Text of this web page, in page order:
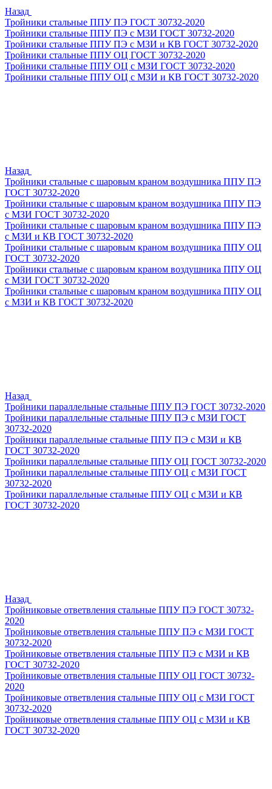
Назад
Тройники стальные ППУ ПЭ ГОСТ 30732-2020
Тройники стальные ППУ ПЭ с МЗИ ГОСТ 30732-2020
Тройники стальные ППУ ПЭ с МЗИ и КВ ГОСТ 30732-2020
Тройники стальные ППУ ОЦ ГОСТ 30732-2020
Тройники стальные ППУ ОЦ с МЗИ ГОСТ 30732-2020
Тройники стальные ППУ ОЦ с МЗИ и КВ ГОСТ 30732-2020
Назад
Тройники стальные с шаровым краном воздушника ППУ ПЭ
ГОСТ 30732-2020
Тройники стальные с шаровым краном воздушника ППУ ПЭ
с МЗИ ГОСТ 30732-2020
Тройники стальные с шаровым краном воздушника ППУ ПЭ
с МЗИ и КВ ГОСТ 30732-2020
Тройники стальные с шаровым краном воздушника ППУ ОЦ
ГОСТ 30732-2020
Тройники стальные с шаровым краном воздушника ППУ ОЦ
с МЗИ ГОСТ 30732-2020
Тройники стальные с шаровым краном воздушника ППУ ОЦ
с МЗИ и КВ ГОСТ 30732-2020
Назад
Тройники параллельные стальные ППУ ПЭ ГОСТ 30732-2020
Тройники параллельные стальные ППУ ПЭ с МЗИ ГОСТ
30732-2020
Тройники параллельные стальные ППУ ПЭ с МЗИ и КВ
ГОСТ 30732-2020
Тройники параллельные стальные ППУ ОЦ ГОСТ 30732-2020
Тройники параллельные стальные ППУ ОЦ с МЗИ ГОСТ
30732-2020
Тройники параллельные стальные ППУ ОЦ с МЗИ и КВ
ГОСТ 30732-2020
Назад
Тройниковые ответвления стальные ППУ ПЭ ГОСТ 30732-
2020
Тройниковые ответвления стальные ППУ ПЭ с МЗИ ГОСТ
30732-2020
Тройниковые ответвления стальные ППУ ПЭ с МЗИ и КВ
ГОСТ 30732-2020
Тройниковые ответвления стальные ППУ ОЦ ГОСТ 30732-
2020
Тройниковые ответвления стальные ППУ ОЦ с МЗИ ГОСТ
30732-2020
Тройниковые ответвления стальные ППУ ОЦ с МЗИ и КВ
ГОСТ 30732-2020